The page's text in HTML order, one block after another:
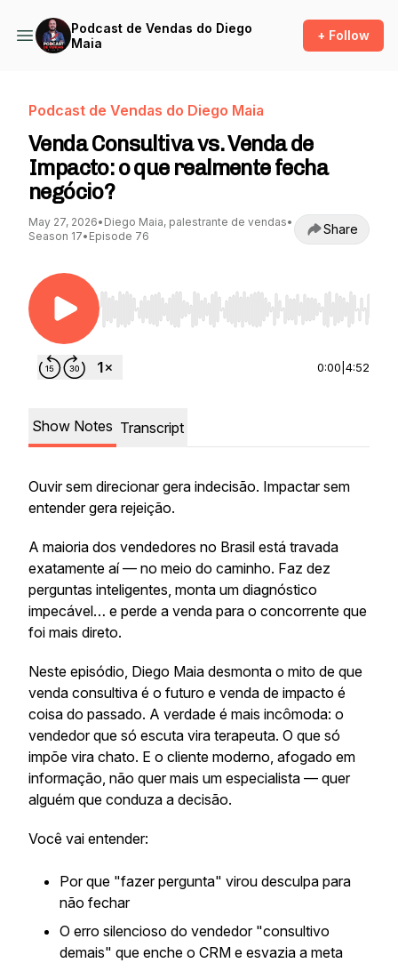
Podcast de Vendas do Diego
Maia
+ Follow
Podcast de Vendas do Diego Maia
Venda Consultiva vs. Venda de
Impacto: o que realmente fecha
negócio?
May 27, 2026• Diego Maia, palestrante de vendas•
Season 17• Episode 76 Share
Use Left/Right to seek, Home/End to jump to
0:00 4:52
Show Notes Transcript
Ouvir sem direcionar gera indecisão. Impactar sem
entender gera rejeição.
A maioria dos vendedores no Brasil está travada
exatamente aí — no meio do caminho. Faz dez
perguntas inteligentes, monta um diagnóstico
impecável… e perde a venda para o concorrente que
foi mais direto.
Neste episódio, Diego Maia desmonta o mito de que
venda consultiva é o futuro e venda de impacto é
coisa do passado. A verdade é mais incômoda: o
vendedor que só escuta vira terapeuta. O que só
impõe vira chato. E o cliente moderno, afogado em
informação, não quer mais um especialista — quer
alguém que conduza a decisão.
Você vai entender:
Por que "fazer pergunta" virou desculpa para
não fechar
O erro silencioso do vendedor "consultivo
demais" que enche o CRM e esvazia a meta